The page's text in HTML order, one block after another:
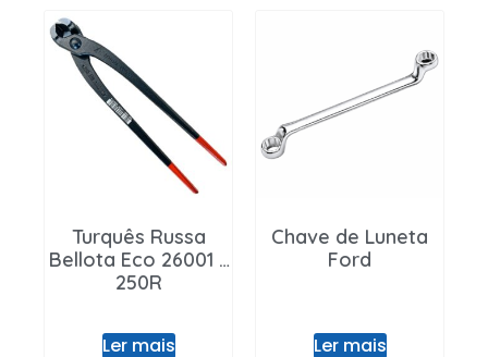
Turquês Russa
Bellota Eco 26001 –
250R
Ler mais
Chave de Luneta
Ford
Ler mais